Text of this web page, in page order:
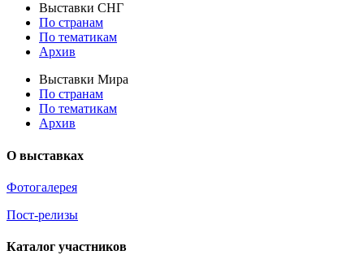
Выставки СНГ
По странам
По тематикам
Архив
Выставки Мира
По странам
По тематикам
Архив
О выставках
Фотогалерея
Пост-релизы
Каталог участников